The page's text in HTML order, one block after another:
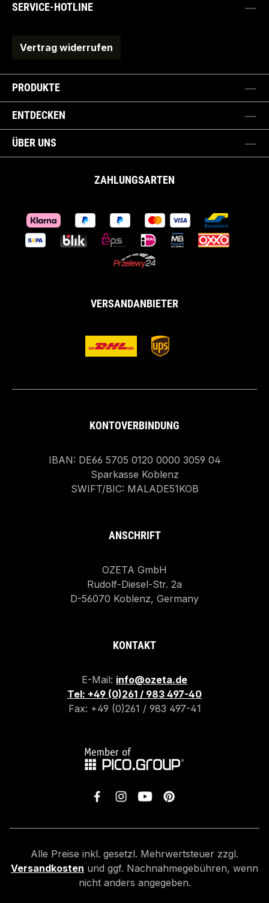
SERVICE-HOTLINE
Vertrag widerrufen
PRODUKTE
ENTDECKEN
ÜBER UNS
ZAHLUNGSARTEN
VERSANDANBIETER
KONTOVERBINDUNG
IBAN: DE66 5705 0120 0000 3059 04
Sparkasse Koblenz
SWIFT/BIC: MALADE51KOB
ANSCHRIFT
OZETA GmbH
Rudolf-Diesel-Str. 2a
D-56070 Koblenz, Germany
KONTAKT
E-Mail: info@ozeta.de
Tel: +49 (0)261 / 983 497-40
Fax: +49 (0)261 / 983 497-41
Alle Preise inkl. gesetzl. Mehrwertsteuer zzgl.
Versandkosten und ggf. Nachnahmegebühren, wenn
nicht anders angegeben.